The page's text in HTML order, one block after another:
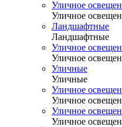
Уличное
Уличное
Ландшафтные
Ландшафтные
Уличное
Уличное
Уличные
Уличные
Уличное
Уличное
Уличное
Уличное